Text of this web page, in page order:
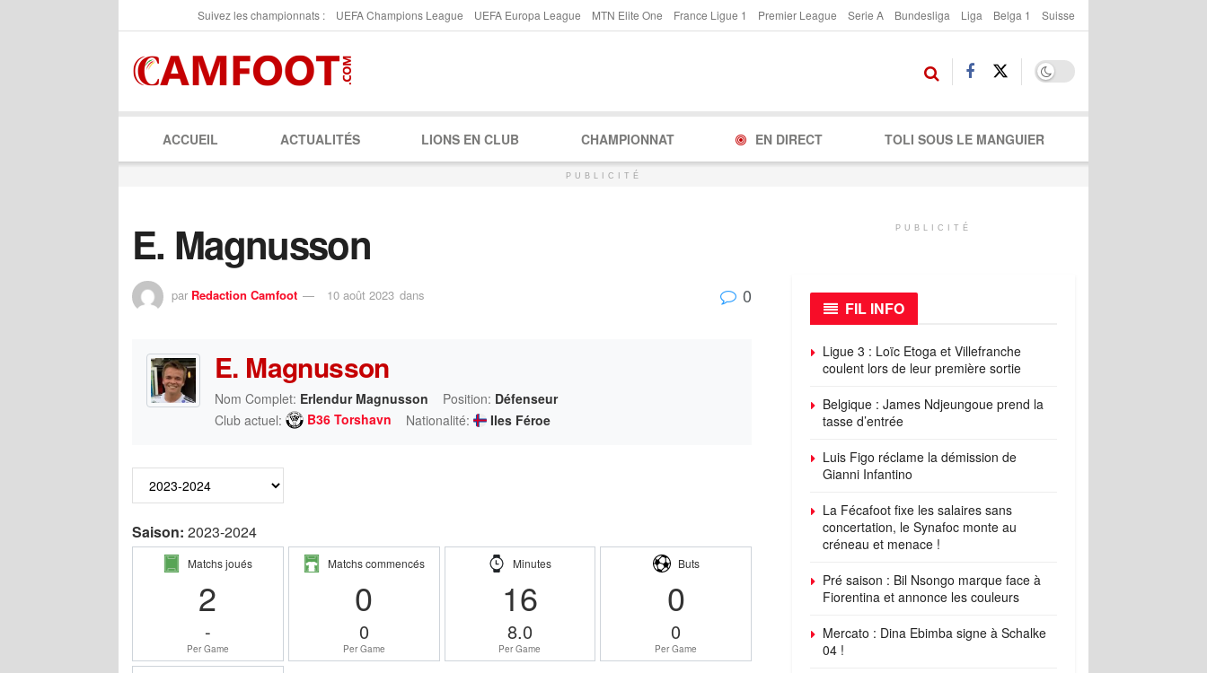
Suivez les championnats : UEFA Champions League UEFA Europa League MTN Elite One France Ligue 1 Premier League Serie A Bundesliga Liga Belga 1 Suisse
ACCUEIL ACTUALITÉS LIONS EN CLUB CHAMPIONNAT EN DIRECT TOLI SOUS LE MANGUIER
PUBLICITÉ
E. Magnusson
par Redaction Camfoot 10 août 2023 dans 0
E. Magnusson
Nom Complet: Erlendur Magnusson Position: Défenseur
Club actuel:
B36 Torshavn Nationalité: Iles Féroe
Saison: 2023-2024
Matchs joués
2
-
Per Game
Matchs commencés
0
0
Per Game
Minutes
16
8.0
Per Game
Buts
0
0
Per Game
PUBLICITÉ
FIL INFO
Ligue 3 : Loïc Etoga et Villefranche
coulent lors de leur première sortie
Belgique : James Ndjeungoue prend la
tasse d’entrée
Luis Figo réclame la démission de
Gianni Infantino
La Fécafoot fixe les salaires sans
concertation, le Synafoc monte au
créneau et menace !
Pré saison : Bil Nsongo marque face à
Fiorentina et annonce les couleurs
Mercato : Dina Ebimba signe à Schalke
04 !